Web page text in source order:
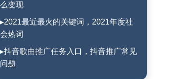
么变现
▸2021最近最火的关键词，2021年度社
会热词
▸抖音歌曲推广任务入口，抖音推广常见
问题